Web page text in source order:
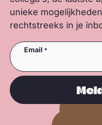
unieke
rechtstreeks in je
Email